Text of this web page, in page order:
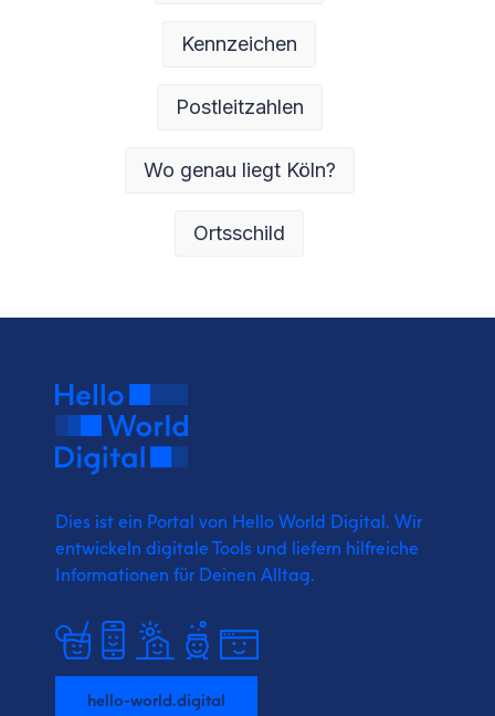
Kennzeichen
Postleitzahlen
Wo genau liegt Köln?
Ortsschild
Dies ist ein Portal von Hello World Digital. Wir
entwickeln digitale Tools und liefern hilfreiche
Informationen für Deinen Alltag.
hello-world.digital